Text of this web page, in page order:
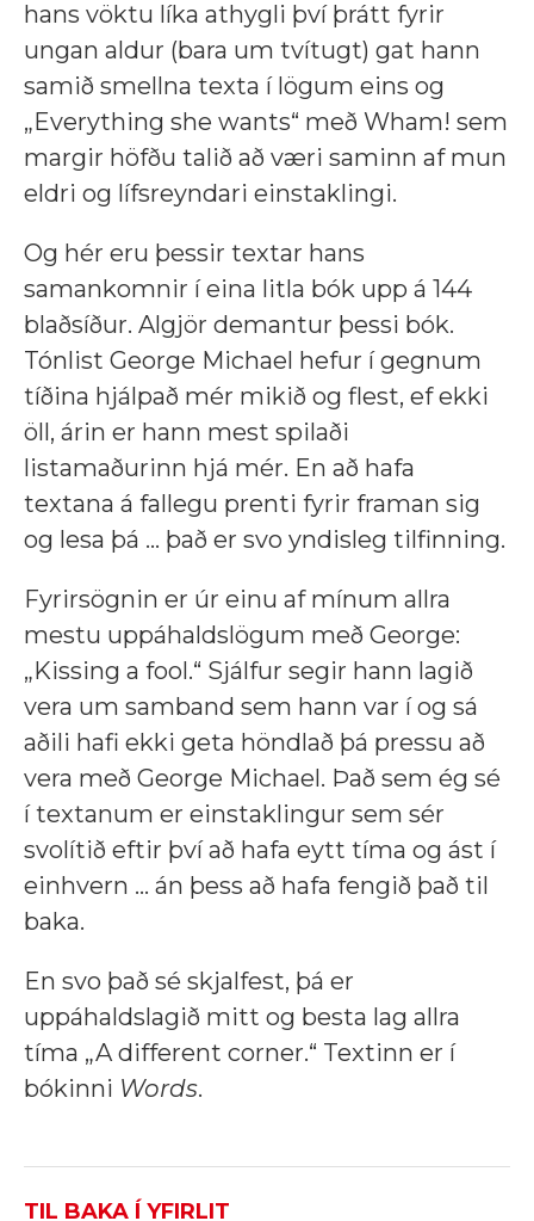
hans vöktu líka athygli því þrátt fyrir
ungan aldur (bara um tvítugt) gat hann
samið smellna texta í lögum eins og
„Everything she wants“ með Wham! sem
margir höfðu talið að væri saminn af mun
eldri og lífsreyndari einstaklingi.
Og hér eru þessir textar hans
samankomnir í eina litla bók upp á 144
blaðsíður. Algjör demantur þessi bók.
Tónlist George Michael hefur í gegnum
tíðina hjálpað mér mikið og flest, ef ekki
öll, árin er hann mest spilaði
listamaðurinn hjá mér. En að hafa
textana á fallegu prenti fyrir framan sig
og lesa þá ... það er svo yndisleg tilfinning.
Fyrirsögnin er úr einu af mínum allra
mestu uppáhaldslögum með George:
„Kissing a fool.“ Sjálfur segir hann lagið
vera um samband sem hann var í og sá
aðili hafi ekki geta höndlað þá pressu að
vera með George Michael. Það sem ég sé
í textanum er einstaklingur sem sér
svolítið eftir því að hafa eytt tíma og ást í
einhvern ... án þess að hafa fengið það til
baka.
En svo það sé skjalfest, þá er
uppáhaldslagið mitt og besta lag allra
tíma „A different corner.“ Textinn er í
bókinni Words.
TIL BAKA Í YFIRLIT